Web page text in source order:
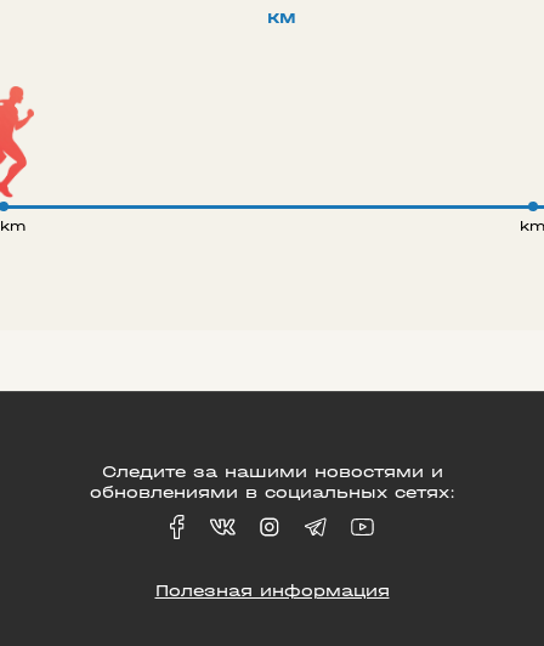
км
km
Следите за нашими новостями и
обновлениями в социальных сетях:
Полезная информация